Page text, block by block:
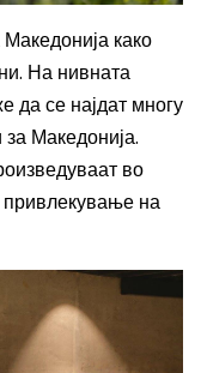
како
На нивната
да се најдат многу
Македонија.
во
привлекување на